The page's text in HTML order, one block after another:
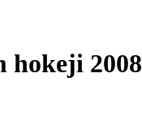
hokeji 2008